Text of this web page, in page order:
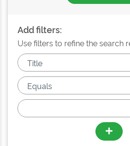
Add filters:
Use filters to refine the search